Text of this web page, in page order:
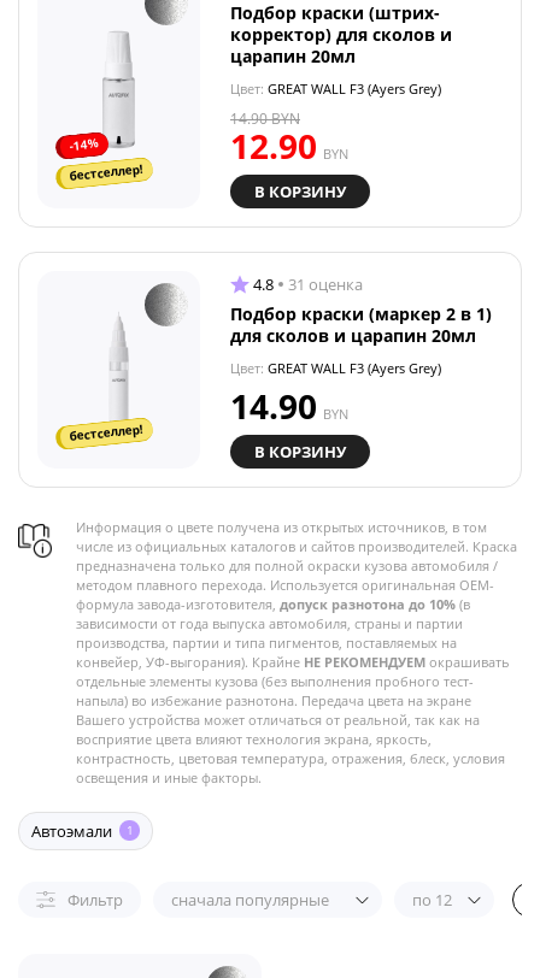
-14%
бестселлер!
Подбор краски (штрих-
корректор) для сколов и
царапин 20мл
Цвет: GREAT WALL F3 (Ayers Grey)
12.90 BYN
14.90BYN
В КОРЗИНУ
бестселлер!
4.8 31 оценка
Подбор краски (маркер 2 в 1)
для сколов и царапин 20мл
Цвет: GREAT WALL F3 (Ayers Grey)
14.90 BYN
В КОРЗИНУ
Информация о цвете получена из открытых источников, в том
числе из официальных каталогов и сайтов производителей. Краска
предназначена только для полной окраски кузова автомобиля /
методом плавного перехода. Используется оригинальная OEM-
формула завода-изготовителя, допуск разнотона до 10% (в
зависимости от года выпуска автомобиля, страны и партии
производства, партии и типа пигментов, поставляемых на
конвейер, УФ-выгорания). Крайне НЕ РЕКОМЕНДУЕМ окрашивать
отдельные элементы кузова (без выполнения пробного тест-
напыла) во избежание разнотона. Передача цвета на экране
Вашего устройства может отличаться от реальной, так как на
восприятие цвета влияют технология экрана, яркость,
контрастность, цветовая температура, отражения, блеск, условия
освещения и иные факторы.
Автоэмали 1
Фильтр сначала популярные по 12